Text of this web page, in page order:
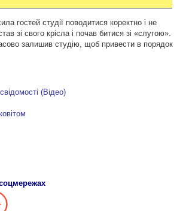
гостей студії поводитися коректно і не
зі свого крісла і почав битися зі «слугою».
залишив студію, щоб привести в порядок
(Відео)